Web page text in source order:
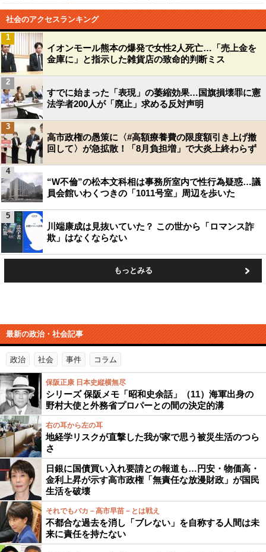
社会のアクセスランキング
イオンモール熊本の爆発で女性2人死亡…「売上金を
金庫に」と指示した雑貨店の致命的判断ミス
1
すでに始まった「表現」の萎縮効果…国旗損壊罪に憲
法学者200人が「廃止」求める反対声明
2
高市政権の愚策に〈#高額療養費の限度額引き上げ撤
回して〉が急拡散！「8月負担増」で大炎上終わらず
3
“W不倫”の松本文科相は事務所室内で性行為疑惑…議
員会館いわくつきの「1011号室」周辺を歩いた
4
川端康成は見抜いていた？ この世から「ロマンス詐
欺」はなくならない
5
もっとみる
最新の政治・社会記事
政治 社会 事件 コラム
保阪正康 日本史縦横無尽
シリーズ 保阪メモ「昭和史余話」（11）海軍出身の
野村大使と外務省プロパーとの間の決定的溝
右の耳から左の耳
地経学リスクが直撃した我が家で思う被災生活のつら
さ
日銀に国債買い入れ要請との報道も…円安・物価高・
金利上昇が示す高市政権「無責任な放漫財政」が国民
生活を破壊
それでもバカ－高市早苗－とは戦え
不都合な過去を消し「ブレない」を自称する人間は未
来に責任を持たない